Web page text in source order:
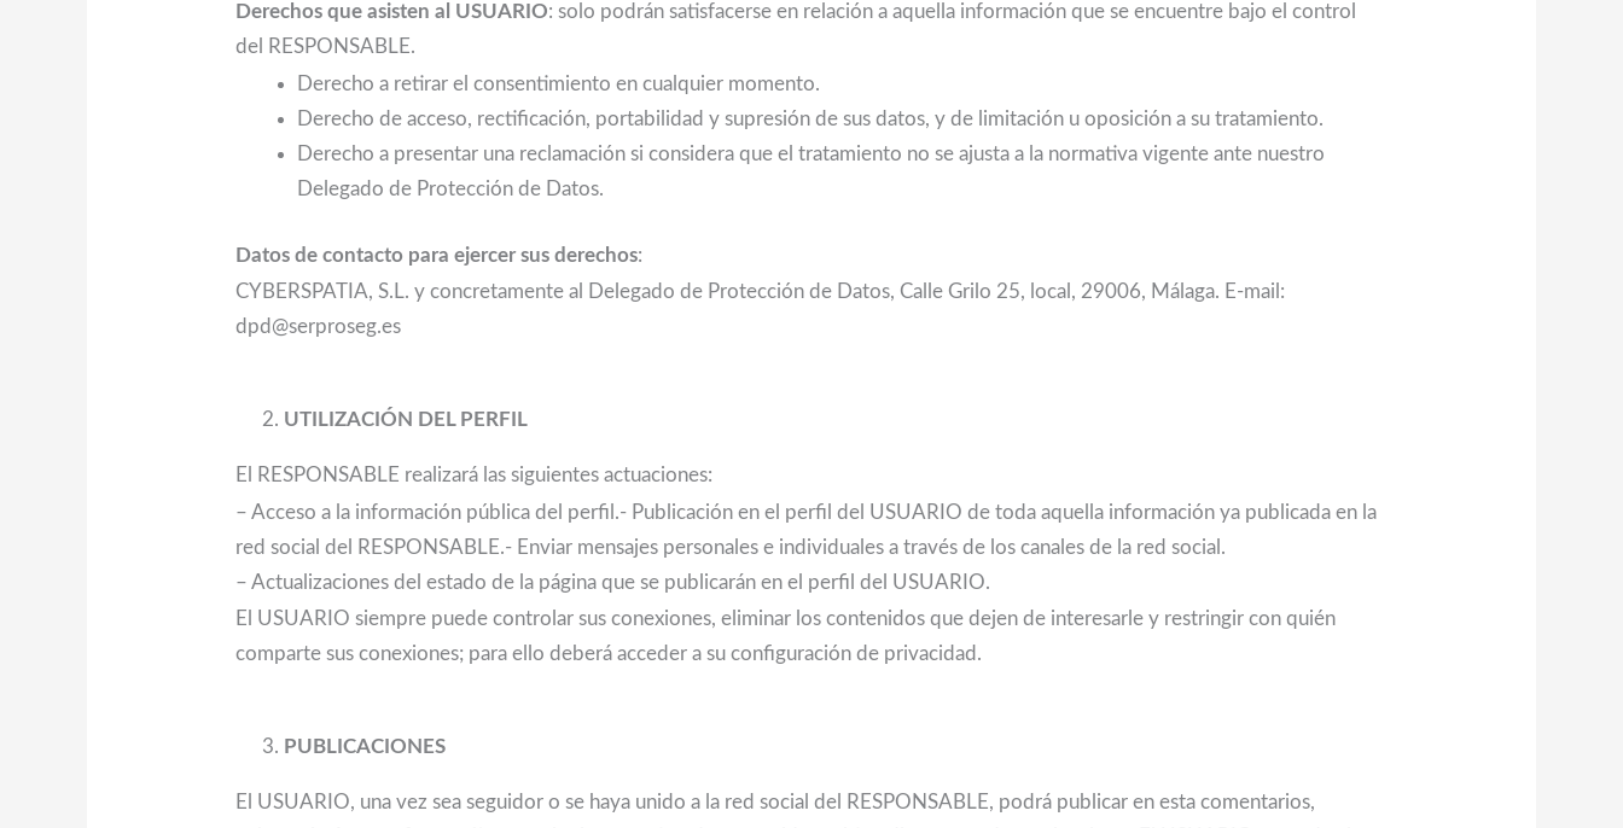
Derechos que asisten al USUARIO: solo podrán satisfacerse en relación a aquella información que se encuentre bajo el control
del RESPONSABLE.
Derecho a retirar el consentimiento en cualquier momento.
Derecho de acceso, rectificación, portabilidad y supresión de sus datos, y de limitación u oposición a su tratamiento.
Derecho a presentar una reclamación si considera que el tratamiento no se ajusta a la normativa vigente ante nuestro
Delegado de Protección de Datos.
Datos de contacto para ejercer sus derechos:
CYBERSPATIA, S.L. y concretamente al Delegado de Protección de Datos, Calle Grilo 25, local, 29006, Málaga. E-mail:
dpd@serproseg.es
UTILIZACIÓN DEL PERFIL
El RESPONSABLE realizará las siguientes actuaciones:
– Acceso a la información pública del perfil.- Publicación en el perfil del USUARIO de toda aquella información ya publicada en la
red social del RESPONSABLE.- Enviar mensajes personales e individuales a través de los canales de la red social.
– Actualizaciones del estado de la página que se publicarán en el perfil del USUARIO.
El USUARIO siempre puede controlar sus conexiones, eliminar los contenidos que dejen de interesarle y restringir con quién
comparte sus conexiones; para ello deberá acceder a su configuración de privacidad.
PUBLICACIONES
El USUARIO, una vez sea seguidor o se haya unido a la red social del RESPONSABLE, podrá publicar en esta comentarios,